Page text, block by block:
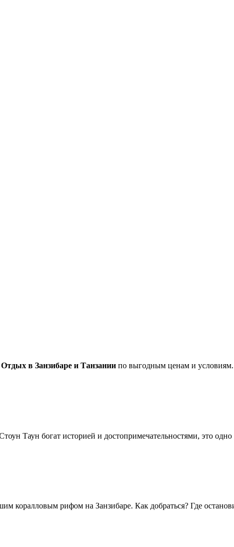
Отдых в Занзибаре и Танзании по выгодным ценам и условиям.
Таун богат историей и достопримечательностями, это
коралловым рифом на Занзибаре. Как добраться? Где